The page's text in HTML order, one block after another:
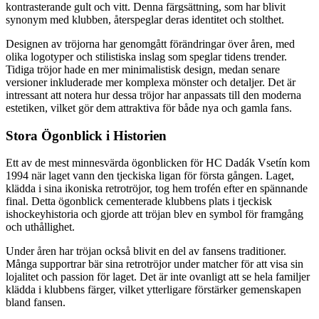
kontrasterande gult och vitt. Denna färgsättning, som har blivit
synonym med klubben, återspeglar deras identitet och stolthet.
Designen av tröjorna har genomgått förändringar över åren, med
olika logotyper och stilistiska inslag som speglar tidens trender.
Tidiga tröjor hade en mer minimalistisk design, medan senare
versioner inkluderade mer komplexa mönster och detaljer. Det är
intressant att notera hur dessa tröjor har anpassats till den moderna
estetiken, vilket gör dem attraktiva för både nya och gamla fans.
Stora Ögonblick i Historien
Ett av de mest minnesvärda ögonblicken för HC Dadák Vsetín kom
1994 när laget vann den tjeckiska ligan för första gången. Laget,
klädda i sina ikoniska retrotröjor, tog hem trofén efter en spännande
final. Detta ögonblick cementerade klubbens plats i tjeckisk
ishockeyhistoria och gjorde att tröjan blev en symbol för framgång
och uthållighet.
Under åren har tröjan också blivit en del av fansens traditioner.
Många supportrar bär sina retrotröjor under matcher för att visa sin
lojalitet och passion för laget. Det är inte ovanligt att se hela familjer
klädda i klubbens färger, vilket ytterligare förstärker gemenskapen
bland fansen.